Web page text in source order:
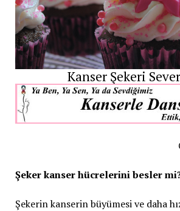
Kanser Şekeri
Şeker kanser hücrelerini besler
Şekerin kanserin büyümesi ve daha